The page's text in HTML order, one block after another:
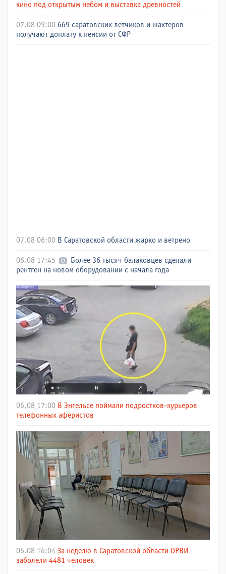
кино под открытым небом и выставка древностей
07.08 09:00 669 саратовских летчиков и шахтеров
получают доплату к пенсии от СФР
07.08 06:00 В Саратовской области жарко и ветрено
06.08 17:45
Более 36 тысяч балаковцев сделали
рентген на новом оборудовании с начала года
06.08 17:00 В Энгельсе поймали подростков-курьеров
телефонных аферистов
06.08 16:04 За неделю в Саратовской области ОРВИ
заболели 4481 человек